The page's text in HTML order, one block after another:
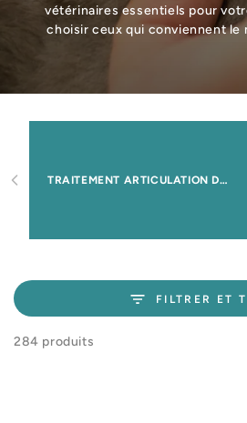
vétérinaires essentiels pour
choisir ceux qui conviennent le
TRAITEMENT ARTICULATION DU CHAT
FILTRER ET
284 produits